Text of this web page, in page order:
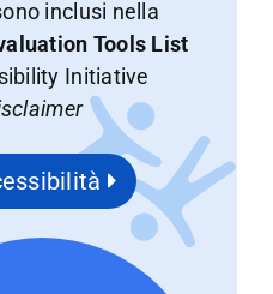
inclusi nella
Tools List
Initiative